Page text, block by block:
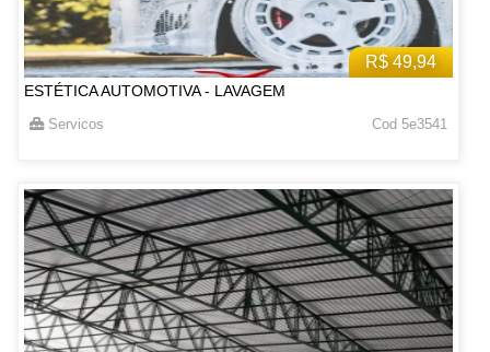
R$ 49,94
ESTÉTICA AUTOMOTIVA - LAVAGEM
Servicos Cod 5e3541